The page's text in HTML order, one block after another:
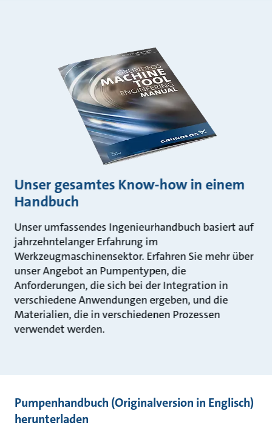
Unser gesamtes Know-how in einem
Handbuch
Unser umfassendes Ingenieurhandbuch basiert auf
jahrzehntelanger Erfahrung im
Werkzeugmaschinensektor. Erfahren Sie mehr über
unser Angebot an Pumpentypen, die
Anforderungen, die sich bei der Integration in
verschiedene Anwendungen ergeben, und die
Materialien, die in verschiedenen Prozessen
verwendet werden.
Pumpenhandbuch (Originalversion in Englisch)
herunterladen